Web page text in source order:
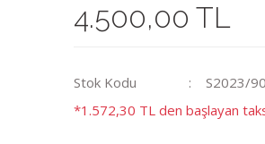
4.500,00 TL
Stok Kodu
S2023/90
*1.572,30 TL den başlayan